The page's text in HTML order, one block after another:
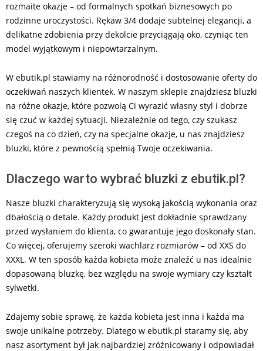
rozmaite okazje – od formalnych spotkań biznesowych po
rodzinne uroczystości. Rękaw 3/4 dodaje subtelnej elegancji, a
delikatne zdobienia przy dekolcie przyciągają oko, czyniąc ten
model wyjątkowym i niepowtarzalnym.
W ebutik.pl stawiamy na różnorodność i dostosowanie oferty do
oczekiwań naszych klientek. W naszym sklepie znajdziesz bluzki
na różne okazje, które pozwolą Ci wyrazić własny styl i dobrze
się czuć w każdej sytuacji. Niezależnie od tego, czy szukasz
czegoś na co dzień, czy na specjalne okazje, u nas znajdziesz
bluzki, które z pewnością spełnią Twoje oczekiwania.
Dlaczego warto wybrać bluzki z ebutik.pl?
Nasze bluzki charakteryzują się wysoką jakością wykonania oraz
dbałością o detale. Każdy produkt jest dokładnie sprawdzany
przed wysłaniem do klienta, co gwarantuje jego doskonały stan.
Co więcej, oferujemy szeroki wachlarz rozmiarów – od XXS do
XXXL. W ten sposób każda kobieta może znaleźć u nas idealnie
dopasowaną bluzkę, bez względu na swoje wymiary czy kształt
sylwetki.
Zdajemy sobie sprawę, że każda kobieta jest inna i każda ma
swoje unikalne potrzeby. Dlatego w ebutik.pl staramy się, aby
nasz asortyment był jak najbardziej zróżnicowany i odpowiadał